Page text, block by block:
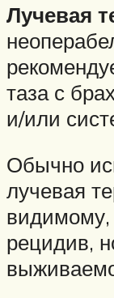
Лучевая
таза с
и/или
Обычно
лучевая
видимому,
рецидив,